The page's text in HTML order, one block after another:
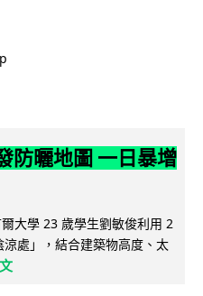
防曬地圖 一日暴增
大學 23 歲學生劉敏俊利用 2
處」，結合建築物高度、太